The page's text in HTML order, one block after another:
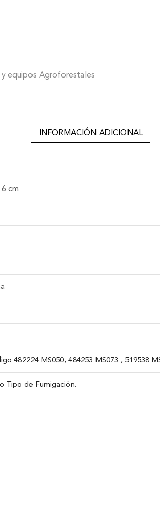
y equipos Agroforestales
INFORMACIÓN ADICIONAL
cm
482224 MS050, 484253 MS073 , 519538
Tipo de Fumigación.